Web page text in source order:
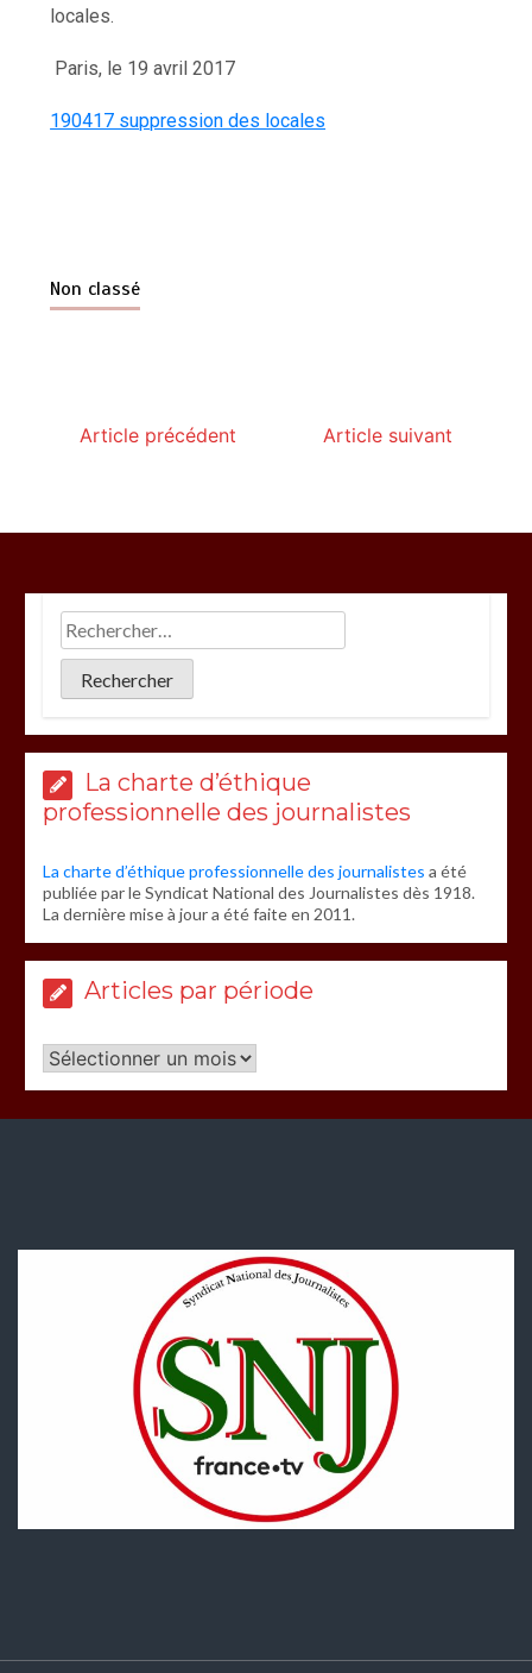
locales.
Paris, le 19 avril 2017
190417 suppression des locales
Non classé
Article précédent Article suivant
La charte d’éthique
professionnelle des journalistes
La charte d’éthique professionnelle des journalistes a été
publiée par le Syndicat National des Journalistes dès 1918.
La dernière mise à jour a été faite en 2011.
Articles par période
Articles
par
période